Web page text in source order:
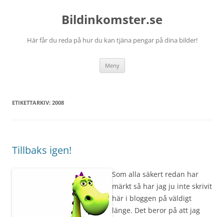
Bildinkomster.se
Här får du reda på hur du kan tjäna pengar på dina bilder!
Meny Hoppa
innehåll
ETIKETTARKIV: 2008
Tillbaks igen!
Som alla säkert redan har
märkt så har jag ju inte skrivit
här i bloggen på väldigt
länge. Det beror på att jag